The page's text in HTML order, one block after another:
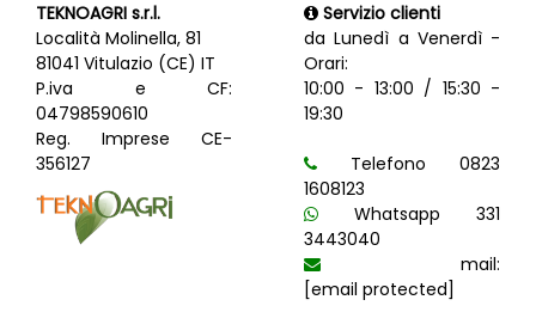
TEKNOAGRI s.r.l.
Località Molinella, 81
81041 Vitulazio (CE) IT
P.iva e CF:
04798590610
Reg. Imprese CE-
356127
Servizio clienti
da Lunedì a Venerdì -
Orari:
10:00 - 13:00 / 15:30 -
19:30
Telefono 0823
1608123
Whatsapp 331
3443040
mail:
[email protected]